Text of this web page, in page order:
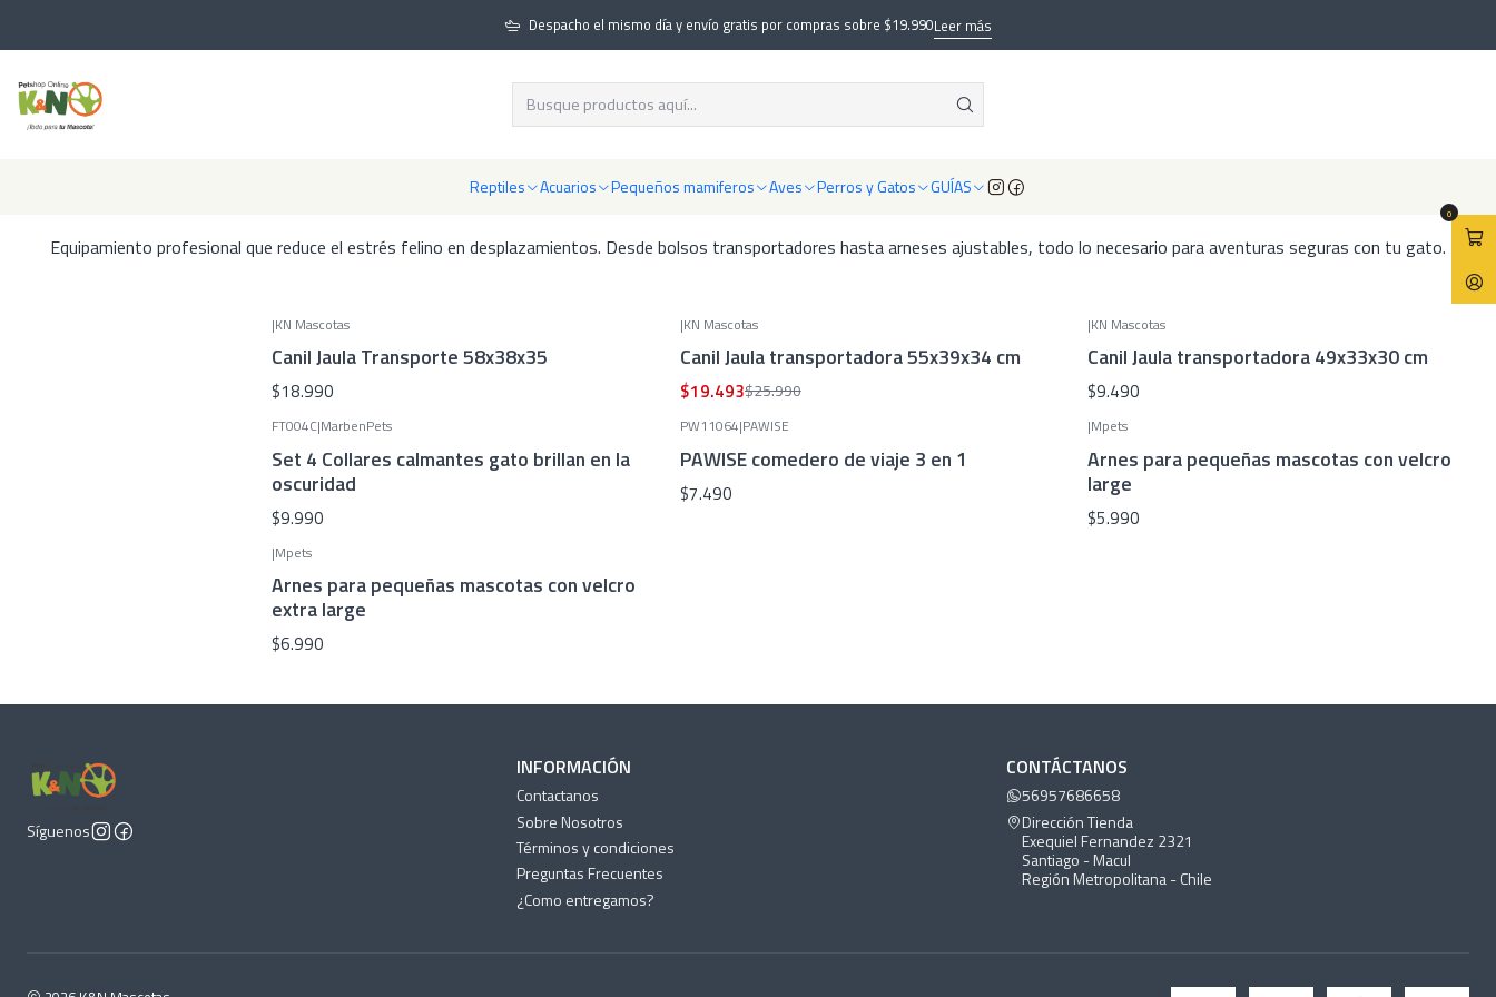
Reptiles Acuarios Pequeños mamiferos Aves Perros y Gatos GUÍAS
0
Despacho el mismo día y envío gratis por compras sobre $19.990Leer más
Perros y Gatos Productos para Gatos Accesorios Paseo y Viaje para Gatos
Accesorios Paseo y Viaje para Gatos
y viajes largos.
Equipamiento profesional que reduce el estrés felino en desplazamientos. Desde bolsos transportadores hasta arneses ajustables, todo lo necesario para aventuras seguras con tu gato.
|KN Mascotas
Canil Jaula Transporte 58x38x35
$18.990
|KN Mascotas
Canil Jaula transportadora 55x39x34 cm
$19.493$25.990
|KN Mascotas
Canil Jaula transportadora 49x33x30 cm
$9.490
FT004C|MarbenPets
Set 4 Collares calmantes gato brillan en la
oscuridad
$9.990
PW11064|PAWISE
PAWISE comedero de viaje 3 en 1
$7.490
|Mpets
Arnes para pequeñas mascotas con velcro
large
$5.990
|Mpets
Arnes para pequeñas mascotas con velcro
extra large
$6.990
Síguenos
INFORMACIÓN
Contactanos
Sobre Nosotros
Términos y condiciones
Preguntas Frecuentes
¿Como entregamos?
CONTÁCTANOS
56957686658
Dirección Tienda
Exequiel Fernandez 2321
Santiago - Macul
Región Metropolitana - Chile